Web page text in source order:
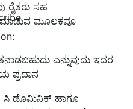
ರೈತರು ಸಹ
ಮಾಡುವ ಮೂಲಕವೂ
ಎನ್ನುವುದು ಇದರ
ಪ್ರದಾನ
ಸಿ ಡೊಮಿನಿಕ್‌ ಹಾಗೂ